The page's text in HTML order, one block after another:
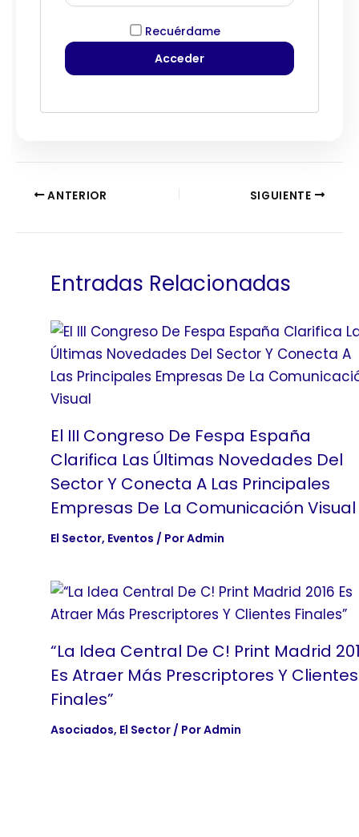
Recuérdame
ANTERIOR SIGUIENTE
Entradas Relacionadas
El III Congreso De Fespa España
Clarifica Las Últimas Novedades Del
Sector Y Conecta A Las Principales
Empresas De La Comunicación Visual
El Sector, Eventos / PorAdmin
“La Idea Central De C! Print Madrid
Es Atraer Más Prescriptores Y Clientes
Finales”
Asociados, El Sector/ PorAdmin